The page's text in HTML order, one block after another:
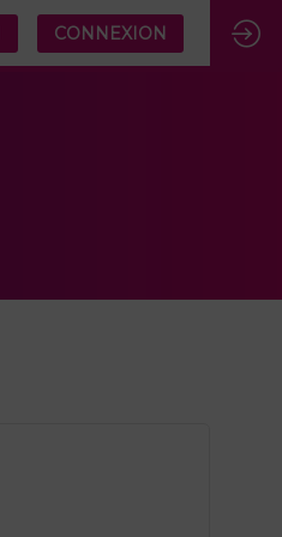
CONNEXION